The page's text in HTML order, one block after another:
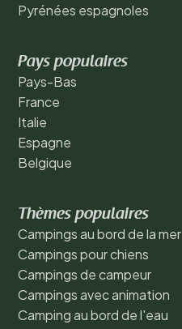
Pyrénées espagnoles
Pays populaires
Pays-Bas
France
Italie
Espagne
Belgique
Thèmes populaires
Campings au bord de la mer
Campings pour chiens
Campings de campeur
Campings avec animation
Camping au bord de l'eau